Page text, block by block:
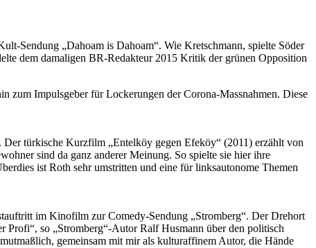
Sendung „Dahoam is Dahoam“. Wie Kretschmann, spielte Söder
dem damaligen BR-Redakteur 2015 Kritik der grünen Opposition
zum Impulsgeber für Lockerungen der Corona-Massnahmen. Diese
türkische Kurzfilm „Entelköy gegen Efeköy“ (2011) erzählt von
sind da ganz anderer Meinung. So spielte sie hier ihre
ist Roth sehr umstritten und eine für linksautonome Themen
im Kinofilm zur Comedy-Sendung „Stromberg“. Der Drehort
Profi“, so „Stromberg“-Autor Ralf Husmann über den politisch
gemeinsam mit mir als kulturaffinem Autor, die Hände